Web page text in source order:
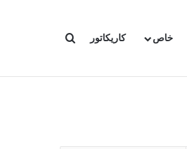
خاص كاريكاتور بحث عن